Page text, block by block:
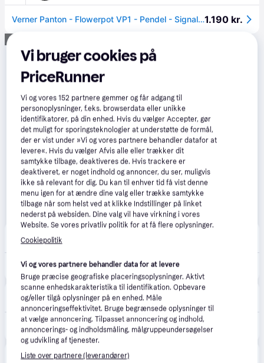
Verner Panton - Flowerpot VP1 - Pendel - Signal Green - Andtradition - Hos Lampeagenten.1.190 kr.
Annonce
Fri fragt
Flowerpot VP1 Pendel Signal Grøn.
Interiorshop.dk 4.0(1)
Fri fragt
&Tradition Flowerpot VP1 Pendel Signal Green 1.346 kr.
Eller 3 betalinger af 449 kr.
Lampemesteren
Vi bruger cookies på
PriceRunner
Vi og vores152 partnere gemmer og får adgang til
personoplysninger, f.eks. browserdata eller unikke
identifikatorer, på din enhed. Hvis du vælger Accepter, gør
det muligt for sporingsteknologier at understøtte de formål,
der er vist under »Vi og vores partnere behandler datafor at
levere«. Hvis du vælger Afvis alle eller trækker dit
samtykke tilbage, deaktiveres de. Hvis trackere er
deaktiveret, er noget indhold og annoncer, du ser, muligvis
ikke så relevant for dig. Du kan til enhver tid få vist denne
menu igen for at ændre dine valg eller trække samtykke
tilbage når som helst ved at klikke Indstillinger på linket
nederst på websiden. Dine valg vil have virkning i vores
Website. Se vores privatliv politik for at få flere oplysninger.
Cookiepolitik
Vi og vores partnere behandler data for at levere
Bruge præcise geografiske placeringsoplysninger. Aktivt
scanne enhedskarakteristika til identifikation. Opbevare
og/eller tilgå oplysninger på en enhed. Måle
annonceringseffektivitet. Bruge begrænsede oplysninger til
at vælge annoncering. Tilpasset annoncering og indhold,
annoncerings- og indholdsmåling, målgruppeundersøgelser
og udvikling af tjenester.
Liste over partnere (leverandører)